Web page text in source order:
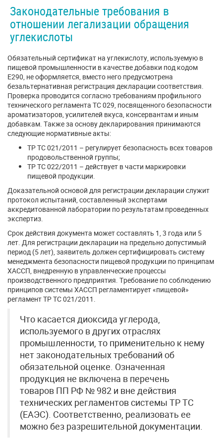
Законодательные требования в
отношении легализации обращения
углекислоты
Обязательный сертификат на углекислоту, используемую в
пищевой промышленности в качестве добавки под кодом
Е290, не оформляется, вместо него предусмотрена
безальтернативная регистрация декларации соответствия.
Проверка проводится согласно требованиям профильного
технического регламента ТС 029, посвященного безопасности
ароматизаторов, усилителей вкуса, консервантам и иным
добавкам. Также за основу декларирования принимаются
следующие нормативные акты:
ТР ТС 021/2011 – регулирует безопасность всех товаров
продовольственной группы;
ТР ТС 022/2011 – действует в части маркировки
пищевой продукции.
Доказательной основой для регистрации декларации служит
протокол испытаний, составленный экспертами
аккредитованной лаборатории по результатам проведенных
экспертиз.
Срок действия документа может составлять 1, 3 года или 5
лет. Для регистрации декларации на предельно допустимый
период (5 лет), заявитель должен сертифицировать систему
менеджмента безопасности пищевой продукции по принципам
ХАССП, внедренную в управленческие процессы
производственного предприятия. Требование по соблюдению
принципов системы ХАССП регламентирует «пищевой»
регламент ТР ТС 021/2011.
Что касается диоксида углерода,
используемого в других отраслях
промышленности, то применительно к нему
нет законодательных требований об
обязательной оценке. Означенная
продукция не включена в перечень
товаров ПП РФ № 982 и вне действия
технических регламентов системы ТР ТС
(ЕАЭС). Соответственно, реализовать ее
можно без разрешительной документации.